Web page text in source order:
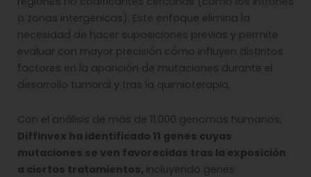
o zonas intergénicas). Este enfoque elimina la
necesidad de hacer suposiciones previas y permite
evaluar con mayor precisión cómo influyen distintos
factores en la aparición de mutaciones durante el
desarrollo tumoral y tras la quimioterapia.
Con el análisis de más de 11.000 genomas humanos,
DiffInvex ha identificado 11 genes cuyas
mutaciones se ven favorecidas tras la exposición
a ciertos tratamientos, incluyendo genes